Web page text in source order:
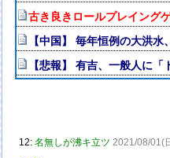
古き良きロールプレイング
【中国】 毎年恒例の大洪
【悲報】 有吉、一般人に
12:名無しが沸キ立ツ 2021/08/01(